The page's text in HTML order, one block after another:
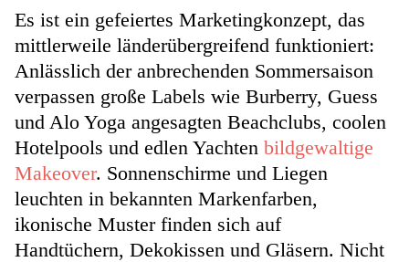
Es ist ein gefeiertes Marketingkonzept, das
mittlerweile länderübergreifend funktioniert:
Anlässlich der anbrechenden Sommersaison
verpassen große Labels wie Burberry, Guess
und Alo Yoga angesagten Beachclubs, coolen
Hotelpools und edlen Yachten bildgewaltige
Makeover. Sonnenschirme und Liegen
leuchten in bekannten Markenfarben,
ikonische Muster finden sich auf
Handtüchern, Dekokissen und Gläsern. Nicht